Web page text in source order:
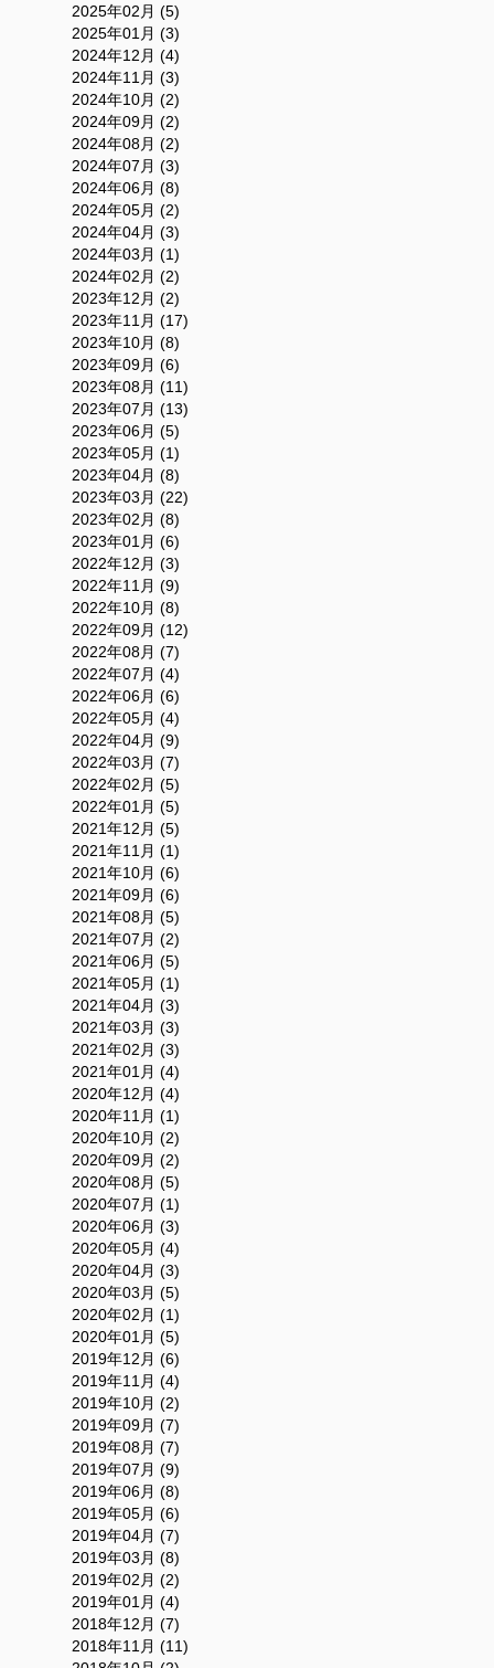
2025年02月 (5)
2025年01月 (3)
2024年12月 (4)
2024年11月 (3)
2024年10月 (2)
2024年09月 (2)
2024年08月 (2)
2024年07月 (3)
2024年06月 (8)
2024年05月 (2)
2024年04月 (3)
2024年03月 (1)
2024年02月 (2)
2023年12月 (2)
2023年11月 (17)
2023年10月 (8)
2023年09月 (6)
2023年08月 (11)
2023年07月 (13)
2023年06月 (5)
2023年05月 (1)
2023年04月 (8)
2023年03月 (22)
2023年02月 (8)
2023年01月 (6)
2022年12月 (3)
2022年11月 (9)
2022年10月 (8)
2022年09月 (12)
2022年08月 (7)
2022年07月 (4)
2022年06月 (6)
2022年05月 (4)
2022年04月 (9)
2022年03月 (7)
2022年02月 (5)
2022年01月 (5)
2021年12月 (5)
2021年11月 (1)
2021年10月 (6)
2021年09月 (6)
2021年08月 (5)
2021年07月 (2)
2021年06月 (5)
2021年05月 (1)
2021年04月 (3)
2021年03月 (3)
2021年02月 (3)
2021年01月 (4)
2020年12月 (4)
2020年11月 (1)
2020年10月 (2)
2020年09月 (2)
2020年08月 (5)
2020年07月 (1)
2020年06月 (3)
2020年05月 (4)
2020年04月 (3)
2020年03月 (5)
2020年02月 (1)
2020年01月 (5)
2019年12月 (6)
2019年11月 (4)
2019年10月 (2)
2019年09月 (7)
2019年08月 (7)
2019年07月 (9)
2019年06月 (8)
2019年05月 (6)
2019年04月 (7)
2019年03月 (8)
2019年02月 (2)
2019年01月 (4)
2018年12月 (7)
2018年11月 (11)